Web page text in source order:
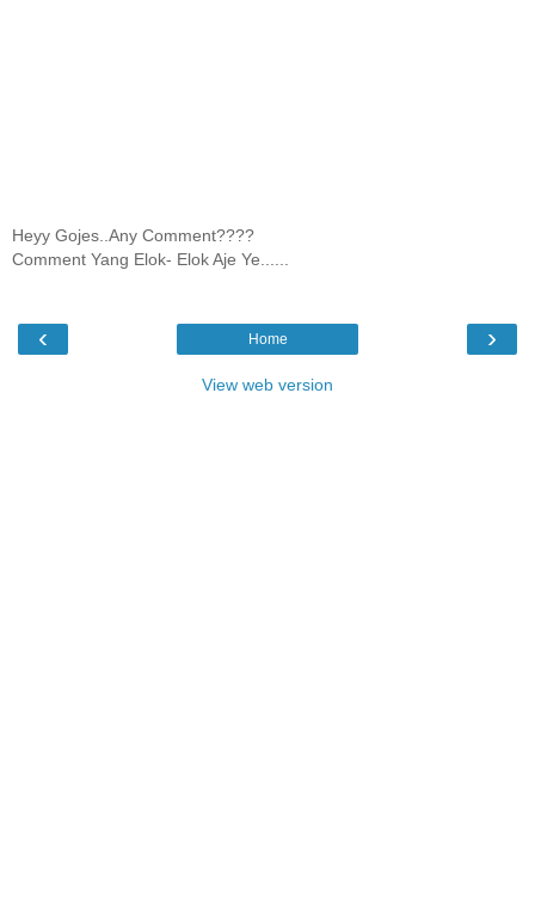
Heyy Gojes..Any Comment????
Comment Yang Elok- Elok Aje Ye......
‹ ›
Home
View web version